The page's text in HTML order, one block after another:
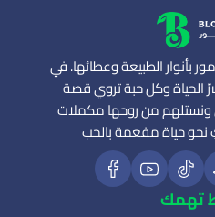
بأنوار الطبيعة وعطائها. في
الحياة وكل حبة تروي قصة
ونستلهم من روحها مكملات
نحو حياة مفعمة بالحب
تهمك